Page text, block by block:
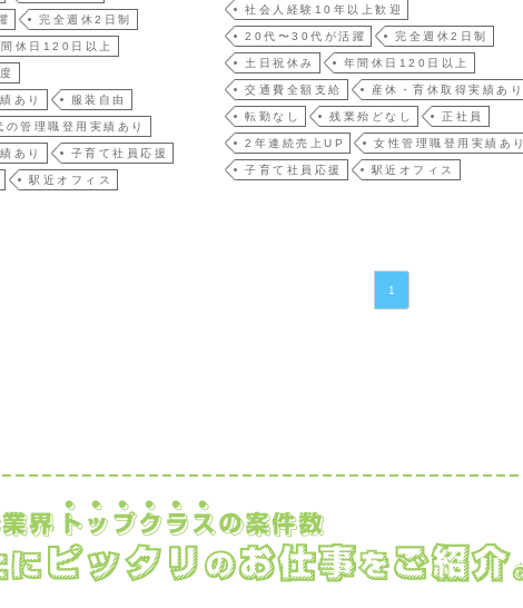
完全週休2日制
間休日120日以上
あり 服装自由
の管理職登用実績あり
あり 子育て社員応援
駅近オフィス
社会人経験10年以上歓迎
20代〜30代が活躍 完全週休2日制
土日祝休み 年間休日120日以上
交通費全額支給 産休・育休取得実績あり
転勤なし 残業殆どなし 正社員
2年連続売上UP 女性管理職登用実績あり
子育て社員応援 駅近オフィス
1